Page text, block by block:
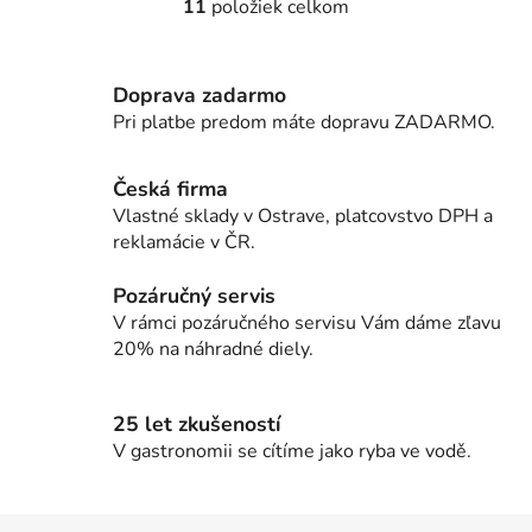
O
á
d
i
e
r
v
k
y
ý
p
i
11 položiek celkom
Doprava zadarmo
Pri platbe predom máte dopravu ZADARMO.
Česká firma
Vlastné sklady v Ostrave, platcovstvo DPH a
reklamácie v ČR.
Pozáručný servis
V rámci pozáručného servisu Vám dáme zľavu
20% na náhradné diely.
25 let zkušeností
V gastronomii se cítíme jako ryba ve vodě.